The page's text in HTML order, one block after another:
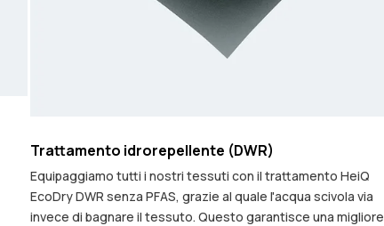
Trattamento idrorepellente (DWR)
Equipaggiamo tutti i nostri tessuti con il trattamento HeiQ
EcoDry DWR senza PFAS, grazie al quale l'acqua scivola via
invece di bagnare il tessuto. Questo garantisce una migliore